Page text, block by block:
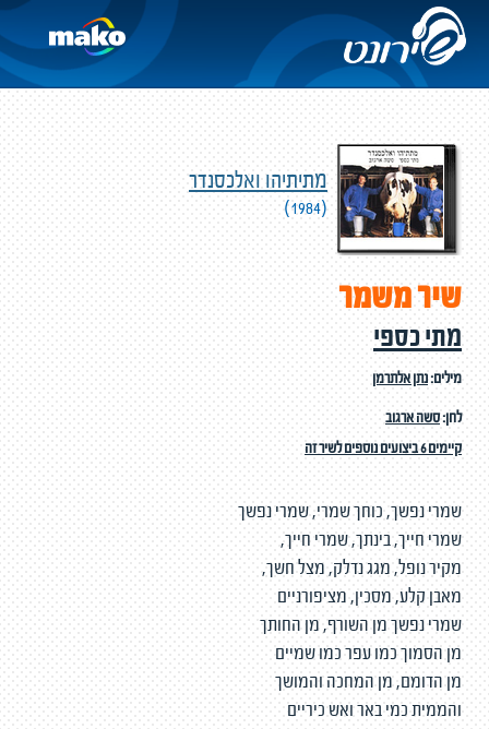
מתיתיהו ואלכסנדר
(1984)
שיר משמר
מתי כספי
מילים:נתן אלתרמן
לחן:סשה ארגוב
קיימים 6 ביצועים נוספים לשיר זה
שמרי נפשך, כוחך שמרי, שמרי נפשך
שמרי חייך, בינתך, שמרי חייך,
מקיר נופל, מגג נדלק, מצל חשך,
מאבן קלע, מסכין, מציפורניים
שמרי נפשך מן השורף, מן החותך
מן הסמוך כמו עפר כמו שמיים
מן הדומם, מן המחכה והמושך
והממית כמי באר ואש כיריים